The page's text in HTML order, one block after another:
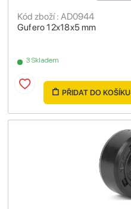
Gufero 12x18x5 mm
Kód zboží : AD0944
3 Skladem
PŘIDAT DO KOŠÍKU